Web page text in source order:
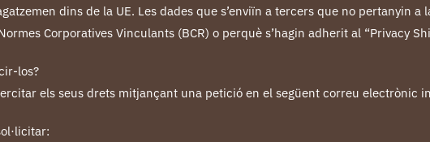
dins de la UE. Les dades que s’enviïn a tercers que no pertanyin
Corporatives Vinculants (BCR) o perquè s’hagin adherit al “Privacy
los?
els seus drets mitjançant una petició en el següent correu electrònic